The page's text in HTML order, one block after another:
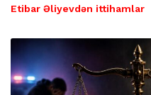
Etibar Əliyevdən ittihamlar